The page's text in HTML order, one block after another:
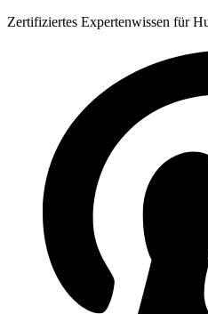
Zum
Zertifiziertes Expertenwissen für